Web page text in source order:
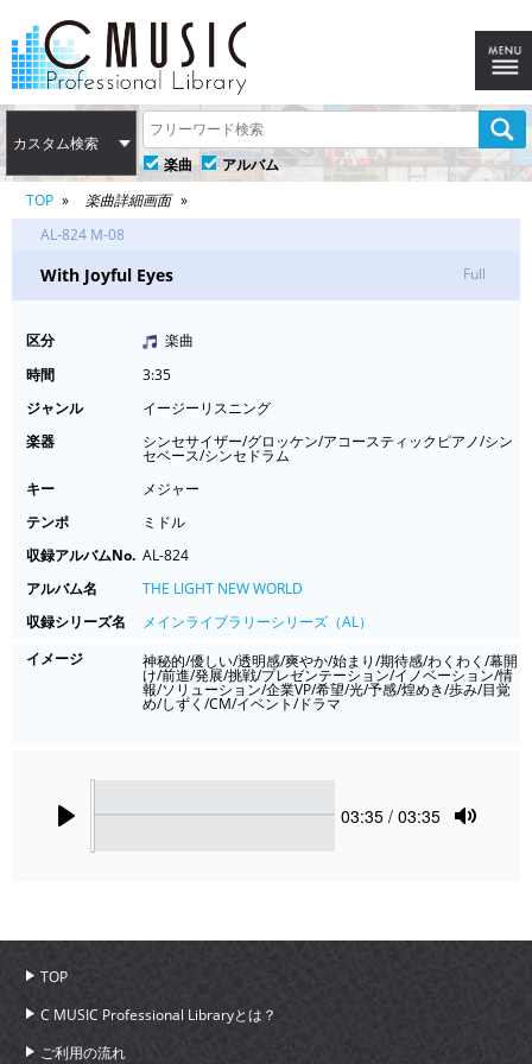
カスタム検索
楽曲
アルバム
TOP
楽曲詳細画面
AL-824 M-08
With Joyful Eyes Full
区分
楽曲
時間
3:35
ジャンル
イージーリスニング
楽器
シンセサイザー/グロッケン/アコースティックピアノ/シン
セベース/シンセドラム
キー
メジャー
テンポ
ミドル
収録アルバムNo. AL-824
アルバム名
THE LIGHT NEW WORLD
収録シリーズ名
メインライブラリーシリーズ（AL）
イメージ
神秘的/優しい/透明感/爽やか/始まり/期待感/わくわく/幕開
け/前進/発展/挑戦/プレゼンテーション/イノベーション/情
報/ソリューション/企業VP/希望/光/予感/煌めき/歩み/目覚
め/しずく/CM/イベント/ドラマ
Current
03:35 / 03:35
TOP
C MUSIC Professional Libraryとは？
ご利用の流れ